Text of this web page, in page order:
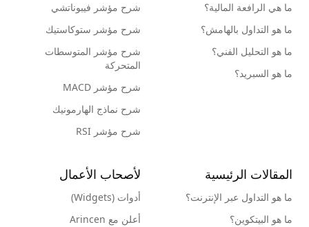
ما هي الرافعة المالية؟
ما هو التداول بالهامش؟
ما هو التحليل الفني؟
ما هو السبريد؟
شرح مؤشر فيبوناتشي
شرح مؤشر ستوكاستيك
شرح مؤشر المتوسطات
المتحركة
شرح مؤشر MACD
شرح نماذج الهارمونيك
شرح مؤشر RSI
المقالات الرئيسية
ما هو التداول عبر الإنترنت؟
ما هو البيتكوين؟
لأصحاب الأعمال
أدوات (Widgets)
أعلن مع Arincen